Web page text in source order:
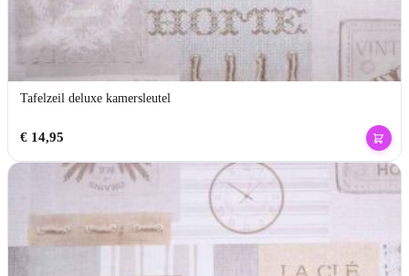
Tafelzeil deluxe kamersleutel
€14,95